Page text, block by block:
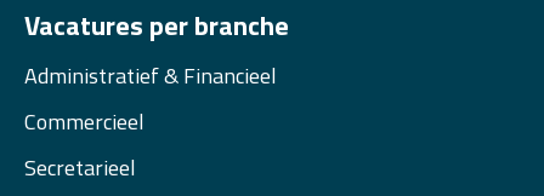
Vacatures per branche
Administratief & Financieel
Commercieel
Secretarieel